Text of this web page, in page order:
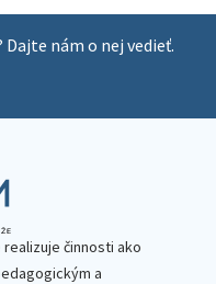
nám o nej vedieť.
činnosti ako
a